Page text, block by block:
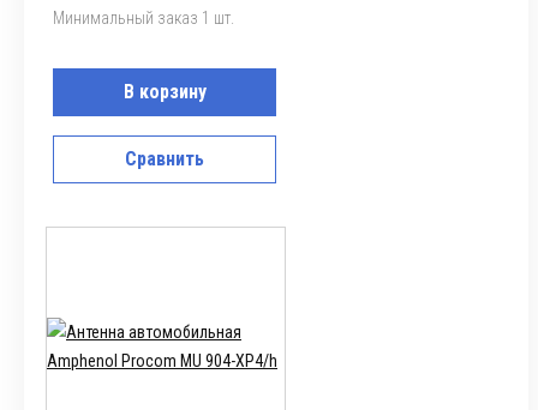
Минимальный заказ 1 шт.
В корзину
Сравнить